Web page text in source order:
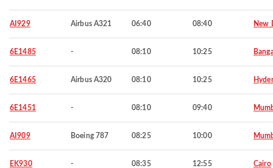
AI929 Airbus A321 06:40 08:40 New
6E1485 - 08:10 10:25
6E1465 Airbus A320 08:10 10:25
6E1451 - 08:10 09:40
AI909 Boeing 787 08:25 10:00
EK930 - 08:35 12:55 Cairo